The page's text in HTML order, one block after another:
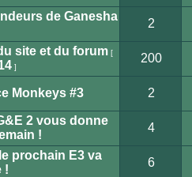
de Ganesha
2
site et du forum[
]
200
Monkeys #3 2
2 vous donne
!
4
prochain E3 va
!
6